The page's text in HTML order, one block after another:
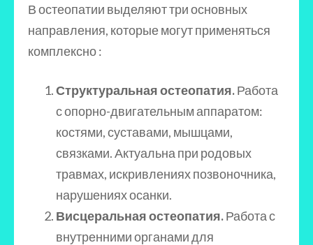
В остеопатии выделяют три основных
направления, которые могут применяться
комплексно :
Структуральная остеопатия.Работа
с опорно-двигательным аппаратом:
костями, суставами, мышцами,
связками. Актуальна при родовых
травмах, искривлениях позвоночника,
нарушениях осанки.
Висцеральная остеопатия.Работа с
внутренними органами для